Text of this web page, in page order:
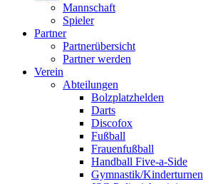
Mannschaft
Spieler
Partner
Partnerübersicht
Partner werden
Verein
Abteilungen
Bolzplatzhelden
Darts
Discofox
Fußball
Frauenfußball
Handball Five-a-Side
Gymnastik/Kinderturnen